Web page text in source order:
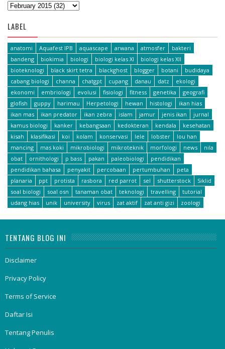
LABEL
anatomi Aquafest IPB aquascape arwana atmosfer
bakteri
bandeng
biokimia biologi biologi kelas XI
biologi kelas XII
bioteknologi
black skirt tetra blackghost blogger botani
budidaya
cabang biologi
channa chatgpt cupang danau datz
ekologi
ekonomi
embriologi evolusi fisiologi fitness genetika
geografi
glofish
guppy harimau Herpetologi hewan histologi
ikan hias
ikan mas
ikan predator ikan zebra islam jamur jenis ikan
jurnal
kamus biologi
kanker kebangsaan kedokteran kendala
kesehatan
kisah
klasifikasi koi kolam konservasi lele lobster
lou han
mancing
mas koki mikrobiologi mikroteknik morfologi news
nila
obat
ornithologi p bass pakan paleobiologi
pendidikan
pendidikan bahasa
penyakit percobaan pertumbuhan
peta
planaria
ppt protista rasbora red parrot sel shutterstock
Siklid
soal biologi
soal osn tanaman obat teknologi travelling
tutorial
udang hias
unik university virus zat aktif zat anti gizi zoologi
TENTANG BLOG INI
Disclaimer
Privacy Policy
Terms of Service
Daftar Isi
Tentang Penulis